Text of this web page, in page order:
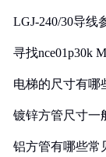
LGJ-240/30导线
寻找nce01p30k
电梯的尺寸有哪
镀锌方管尺寸一
铝方管有哪些常